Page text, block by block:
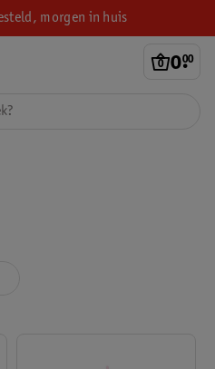
morgen in huis
0.
00